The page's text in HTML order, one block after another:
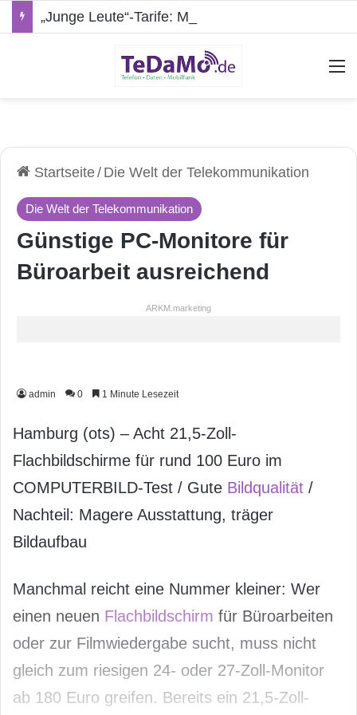
Startseite/ Die Welt der Telekommunikation
Die Welt der Telekommunikation
Günstige PC-Monitore für
Büroarbeit ausreichend
ARKM.marketing
admin 0 1 Minute Lesezeit
Hamburg (ots) – Acht 21,5-Zoll-
Flachbildschirme für rund 100 Euro im
COMPUTERBILD-Test / Gute Bildqualität /
Nachteil: Magere Ausstattung, träger
Bildaufbau
Manchmal reicht eine Nummer kleiner: Wer
einen neuen Flachbildschirm für Büroarbeiten
oder zur Filmwiedergabe sucht, muss nicht
gleich zum riesigen 24- oder 27-Zoll-Monitor
ab 180 Euro greifen. Bereits ein 21,5-Zoll-